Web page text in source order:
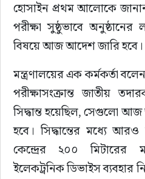
হোসাইন প্রথম আলোকে
পরীক্ষা সুষ্ঠুভাবে অনুষ্ঠানের
বিষয়ে আজ আদেশ জারি হবে।
মন্ত্রণালয়ের এক কর্মকর্তা
পরীক্ষাসংক্রান্ত জাতীয়
সিদ্ধান্ত হয়েছিল, সেগুলো
হবে। সিদ্ধান্তের মধ্যে আরও
কেন্দ্রের ২০০
ইলেকট্রনিক ডিভাইস ব্যবহার